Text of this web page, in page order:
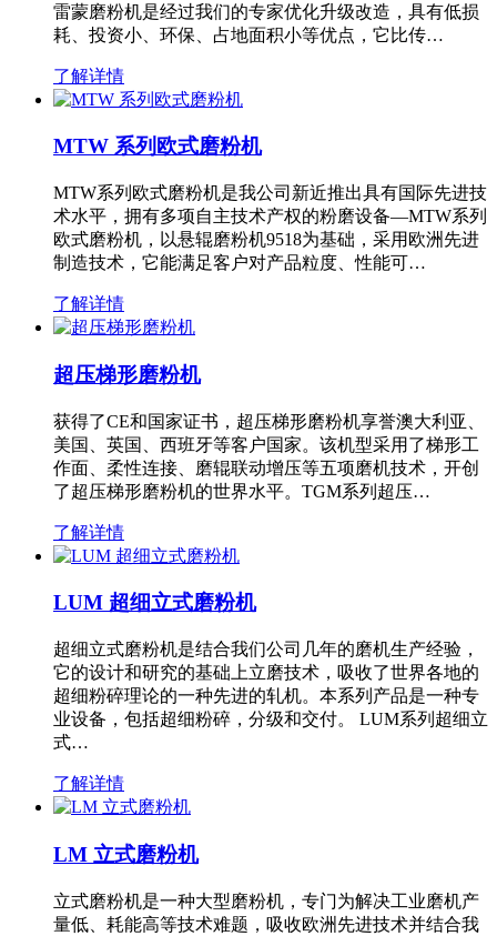
雷蒙磨粉机是经过我们的专家优化升级改造，具有低损
耗、投资小、环保、占地面积小等优点，它比传…
了解详情
MTW 系列欧式磨粉机
MTW系列欧式磨粉机是我公司新近推出具有国际先进技
术水平，拥有多项自主技术产权的粉磨设备—MTW系列
欧式磨粉机，以悬辊磨粉机9518为基础，采用欧洲先进
制造技术，它能满足客户对产品粒度、性能可…
了解详情
超压梯形磨粉机
获得了CE和国家证书，超压梯形磨粉机享誉澳大利亚、
美国、英国、西班牙等客户国家。该机型采用了梯形工
作面、柔性连接、磨辊联动增压等五项磨机技术，开创
了超压梯形磨粉机的世界水平。TGM系列超压…
了解详情
LUM 超细立式磨粉机
超细立式磨粉机是结合我们公司几年的磨机生产经验，
它的设计和研究的基础上立磨技术，吸收了世界各地的
超细粉碎理论的一种先进的轧机。本系列产品是一种专
业设备，包括超细粉碎，分级和交付。 LUM系列超细立
式…
了解详情
LM 立式磨粉机
立式磨粉机是一种大型磨粉机，专门为解决工业磨机产
量低、耗能高等技术难题，吸收欧洲先进技术并结合我